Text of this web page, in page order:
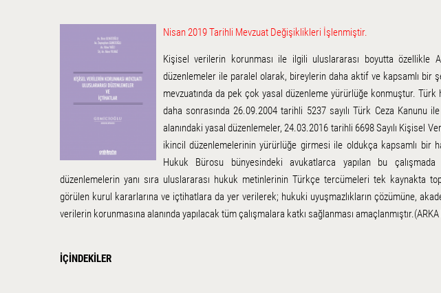
Nisan 2019 Tarihli Mevzuat Değişiklikleri İşlenmiştir.
Kişisel verilerin korunması ile ilgili uluslararası boyutta özellikle
düzenlemeler ile paralel olarak, bireylerin daha aktif ve kapsamlı bir
mevzuatında da pek çok yasal düzenleme yürürlüğe konmuştur.
daha sonrasında 26.09.2004 tarihli 5237 sayılı Türk Ceza Kanunu
alanındaki yasal düzenlemeler, 24.03.2016 tarihli 6698 Sayılı Kişisel
ikincil düzenlemelerinin yürürlüğe girmesi ile oldukça kapsamlı bir
Hukuk Bürosu bünyesindeki avukatlarca yapılan bu
düzenlemelerin yanı sıra uluslararası hukuk metinlerinin Türkçe tercümeleri tek kaynakta
görülen kurul kararlarına ve içtihatlara da yer verilerek; hukuki uyuşmazlıkların çözümüne,
verilerin korunmasına alanında yapılacak tüm çalışmalara katkı sağlanması amaçlanmıştır.(ARKA
İÇİNDEKİLER